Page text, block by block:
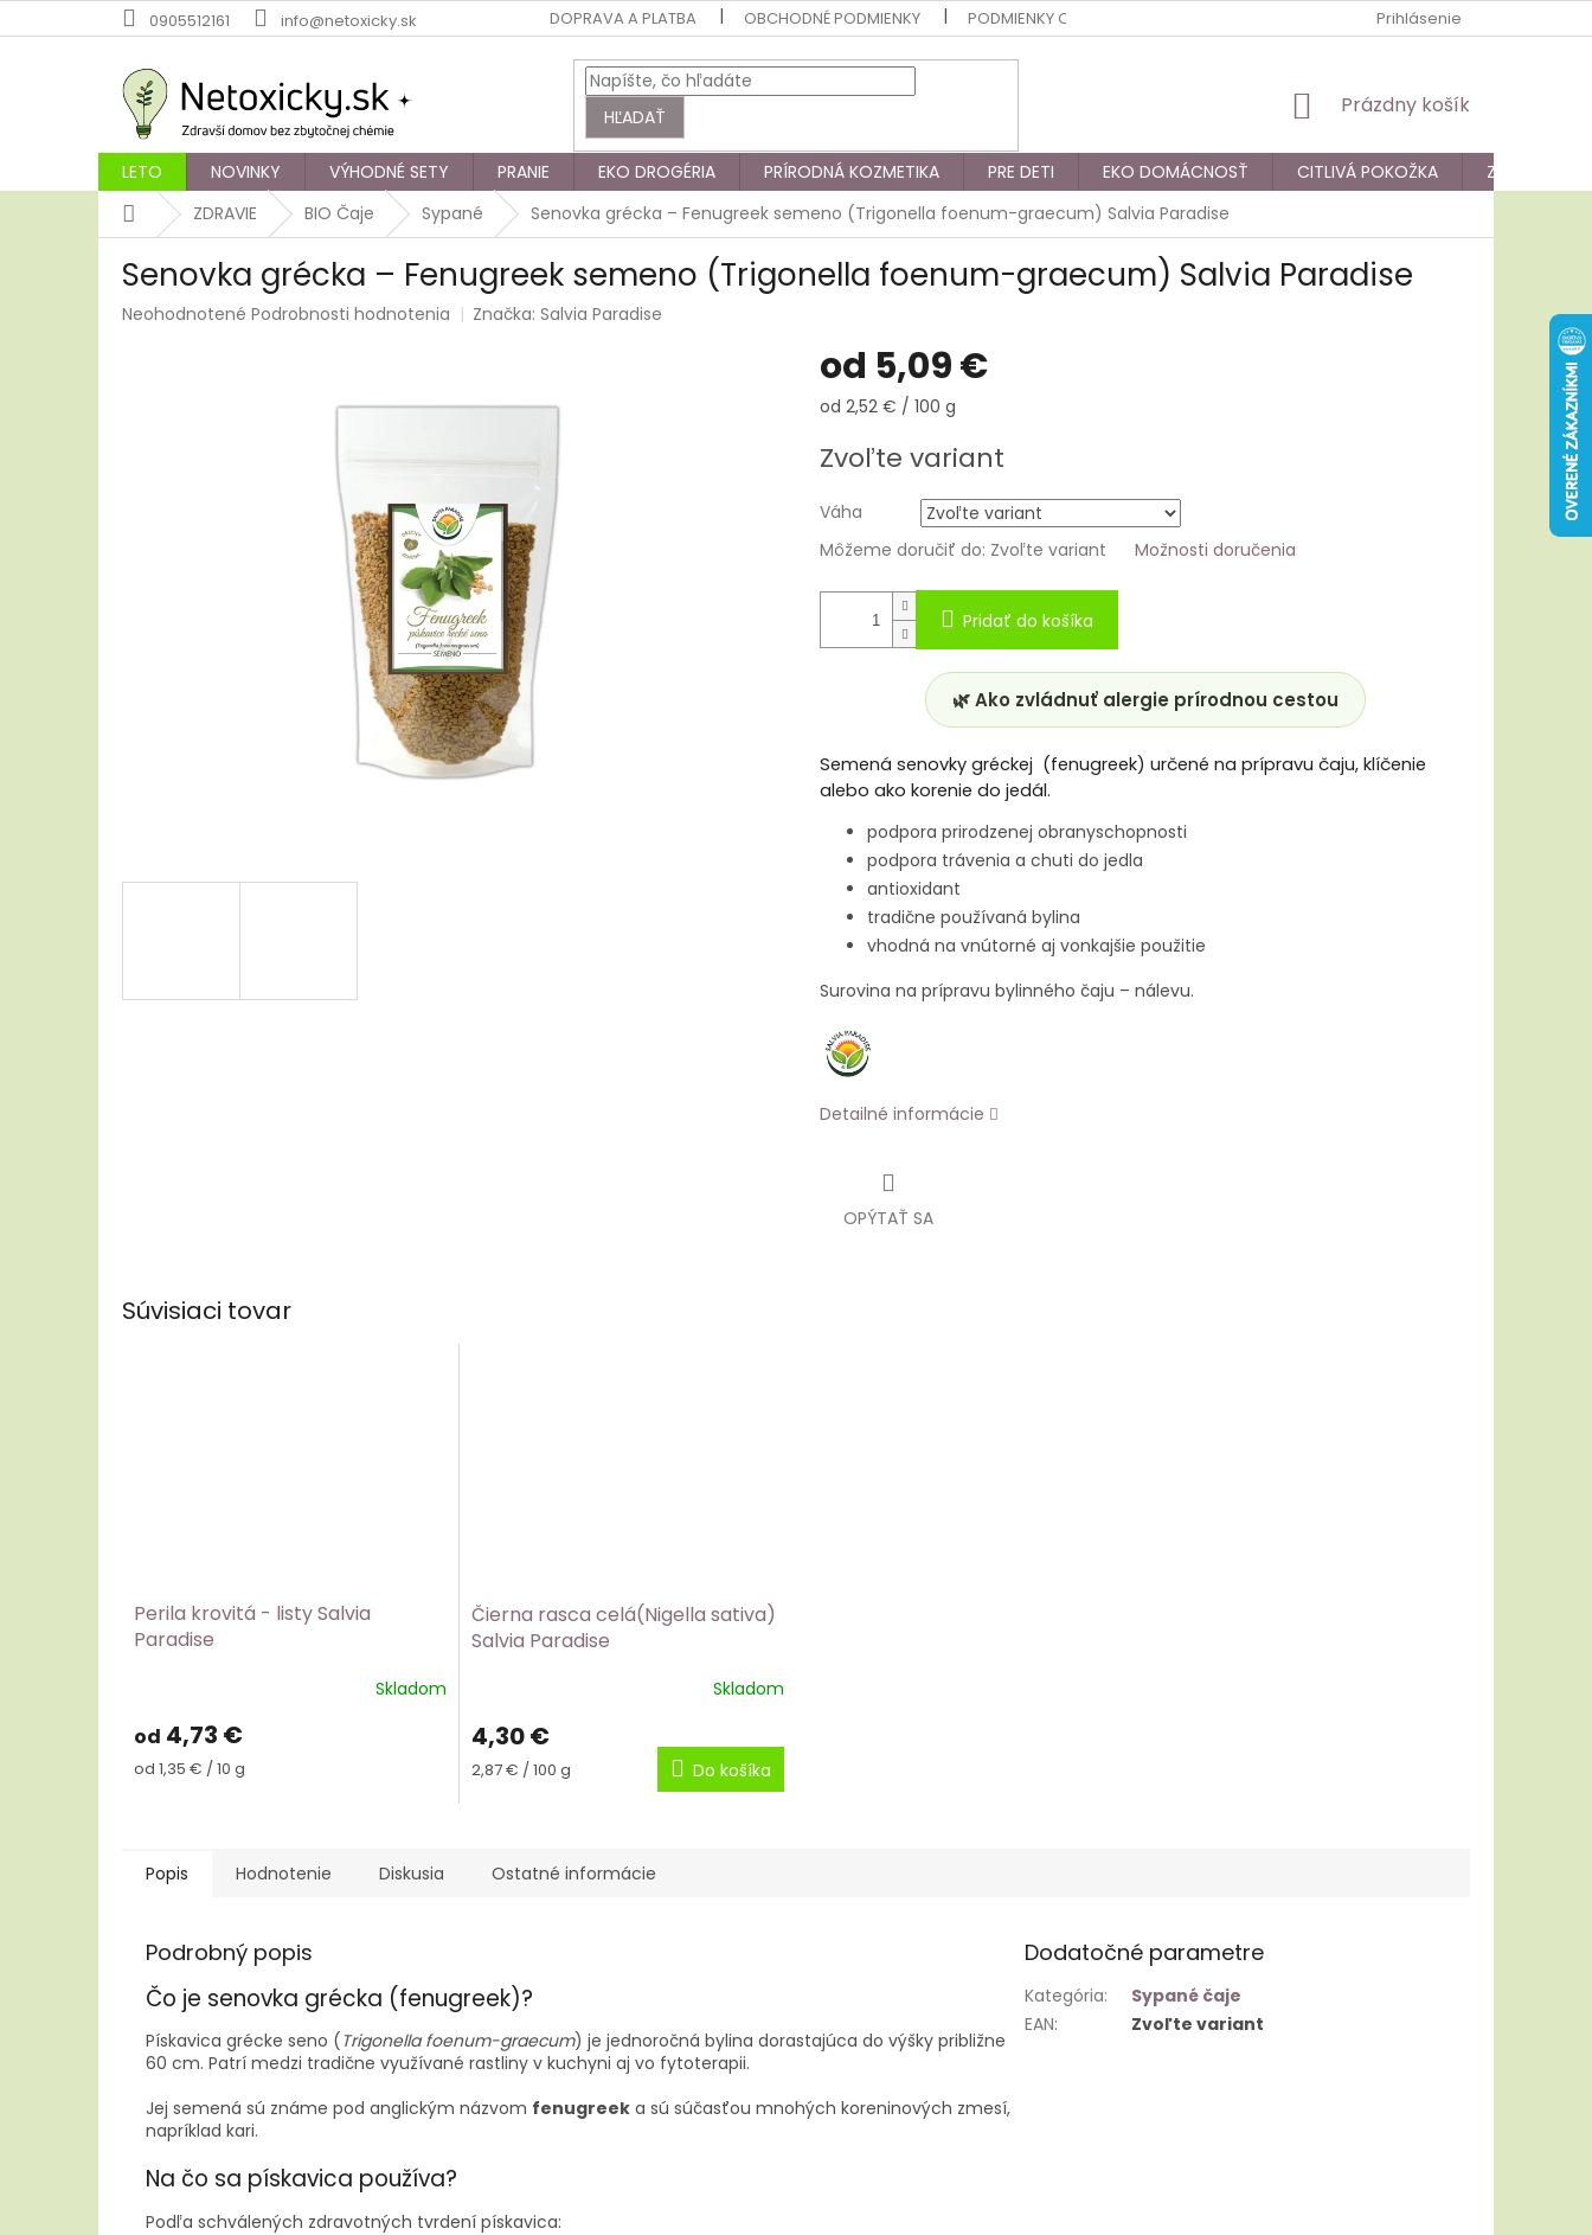
na
0905512161 info@netoxicky.sk DOPRAVA A PLATBA OBCHODNÉ PODMIENKY PODMIENKY OCHRANY OSOBNÝCH ÚDAJOV REKLAMAČNÝ PORIADOK
Prihlásenie
HĽADAŤ
NÁKUPNÝ
Prázdny košík
LETO NOVINKY VÝHODNÉ SETY PRANIE EKO DROGÉRIA PRÍRODNÁ KOZMETIKA PRE DETI EKO DOMÁCNOSŤ CITLIVÁ POKOŽKA
ZDRAVIE
DomovZDRAVIE BIO Čaje Sypané Senovka grécka – Fenugreek semeno (Trigonella foenum-graecum) Salvia Paradise
Senovka grécka – Fenugreek semeno (Trigonella foenum-graecum) Salvia Paradise
Priemerné
Neohodnotené Podrobnosti hodnotenia Značka:Salvia Paradise
od 5,09 €
Jednotková
od 2,52 € / 100 g
Zvoľte variant
Váha
Môžeme doručiť do: Zvoľte variant Možnosti doručenia
Pridať do košíka
🌿 Ako zvládnuť alergie prírodnou cestou
Semená senovky gréckej (fenugreek) určené na prípravu čaju, klíčenie
alebo ako korenie do jedál.
podpora prirodzenej obranyschopnosti
podpora trávenia a chuti do jedla
antioxidant
tradične používaná bylina
vhodná na vnútorné aj vonkajšie použitie
Surovina na prípravu bylinného čaju – nálevu.
Detailné informácie
OPÝTAŤ SA
Súvisiaci tovar
Perila krovitá - listy Salvia
Paradise
Skladom
od 4,73 €
Jednotková
od 1,35 € / 10 g
Čierna rasca celá(Nigella sativa)
Salvia Paradise
Skladom
4,30 €
Jednotková
2,87 € / 100 g Do košíka
Popis Hodnotenie Diskusia Ostatné informácie
Podrobný popis
Čo je senovka grécka (fenugreek)?
Pískavica grécke seno (Trigonella foenum-graecum) je jednoročná bylina dorastajúca do výšky približne
60 cm. Patrí medzi tradične využívané rastliny v kuchyni aj vo fytoterapii.
Jej semená sú známe pod anglickým názvom fenugreek a sú súčasťou mnohých koreninových zmesí,
napríklad kari.
Na čo sa pískavica používa?
Podľa schválených zdravotných tvrdení pískavica:
Dodatočné parametre
Kategória:
Sypané čaje
EAN: Zvoľte variant